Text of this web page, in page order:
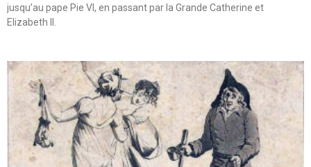
jusqu’au pape Pie VI, en passant par la Grande Catherine et
Elizabeth II.